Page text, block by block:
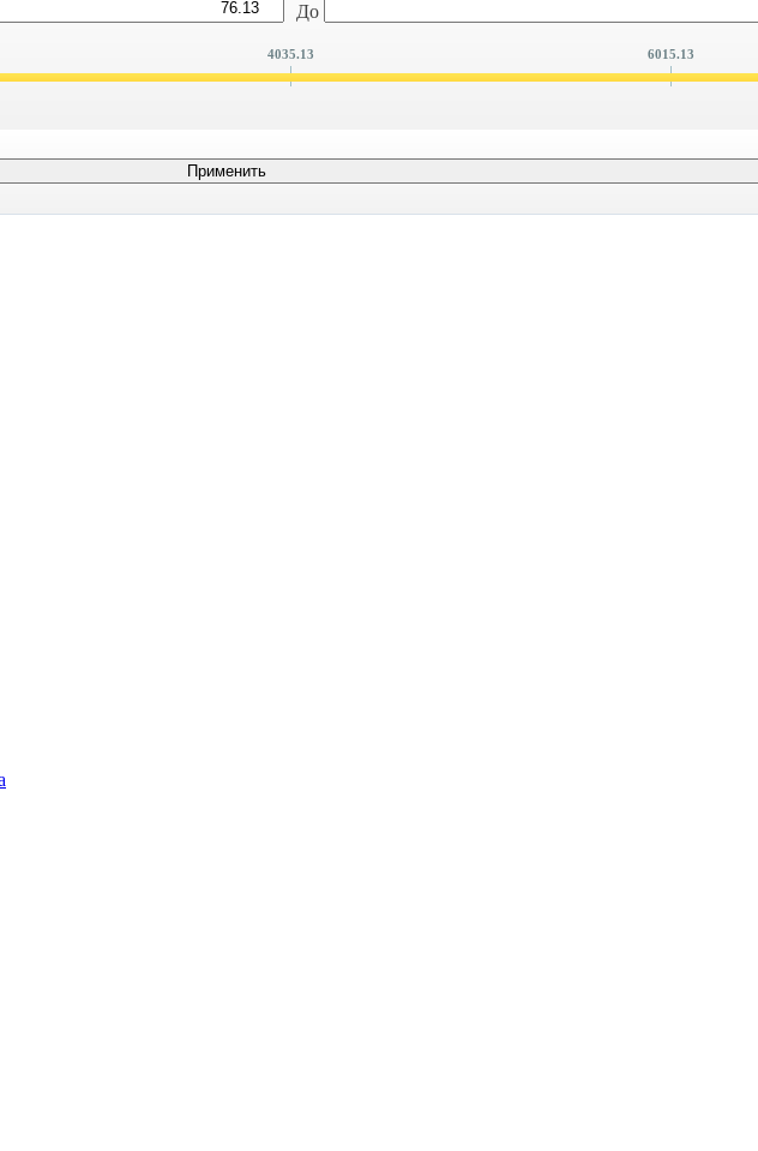
До
4035.13 6015.13